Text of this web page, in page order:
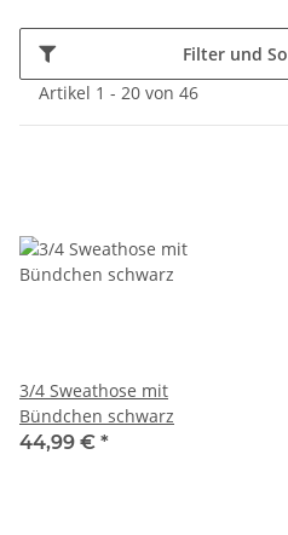
Filter und
Artikel 1 - 20 von 46
3/4 Sweathose mit
Bündchen schwarz
44,99 € *